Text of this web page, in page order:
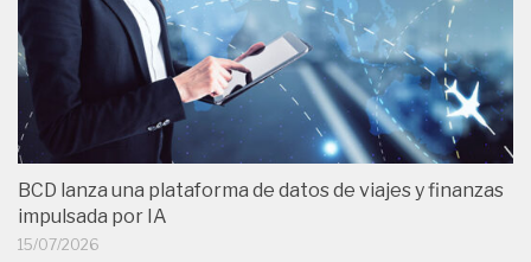
BCD lanza una plataforma de datos de viajes y finanzas
impulsada por IA
15/07/2026